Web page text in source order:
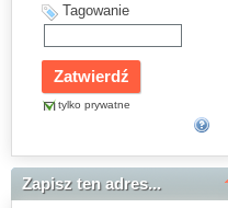
Tagowanie
tylko prywatne
Zapisz ten adres...